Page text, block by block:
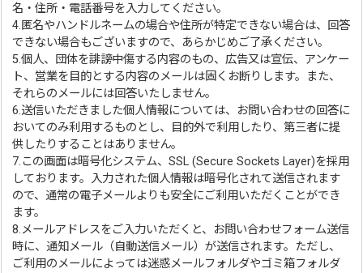
名・住所・電話番号を入力してください。
4.匿名やハンドルネームの場合や住所が特定できない場合は、回答
できない場合もございますので、あらかじめご了承ください。
5.個人、団体を誹謗中傷する内容のもの、広告又は宣伝、アンケー
ト、営業を目的とする内容のメールは固くお断りします。また、
それらのメールには回答いたしません。
6.送信いただきました個人情報については、お問い合わせの回答に
おいてのみ利用するものとし、目的外で利用したり、第三者に提
供したりすることはありません。
7.この画面は暗号化システム、SSL (Secure Sockets Layer)を採用
しております。入力された個人情報は暗号化されて送信されます
ので、通常の電子メールよりも安全にご利用いただくことができ
ます。
8.メールアドレスをご入力いただくと、お問い合わせフォーム送信
時に、通知メール（自動送信メール）が送信されます。ただし、
ご利用のメールによっては迷惑メールフォルダやゴミ箱フォルダ